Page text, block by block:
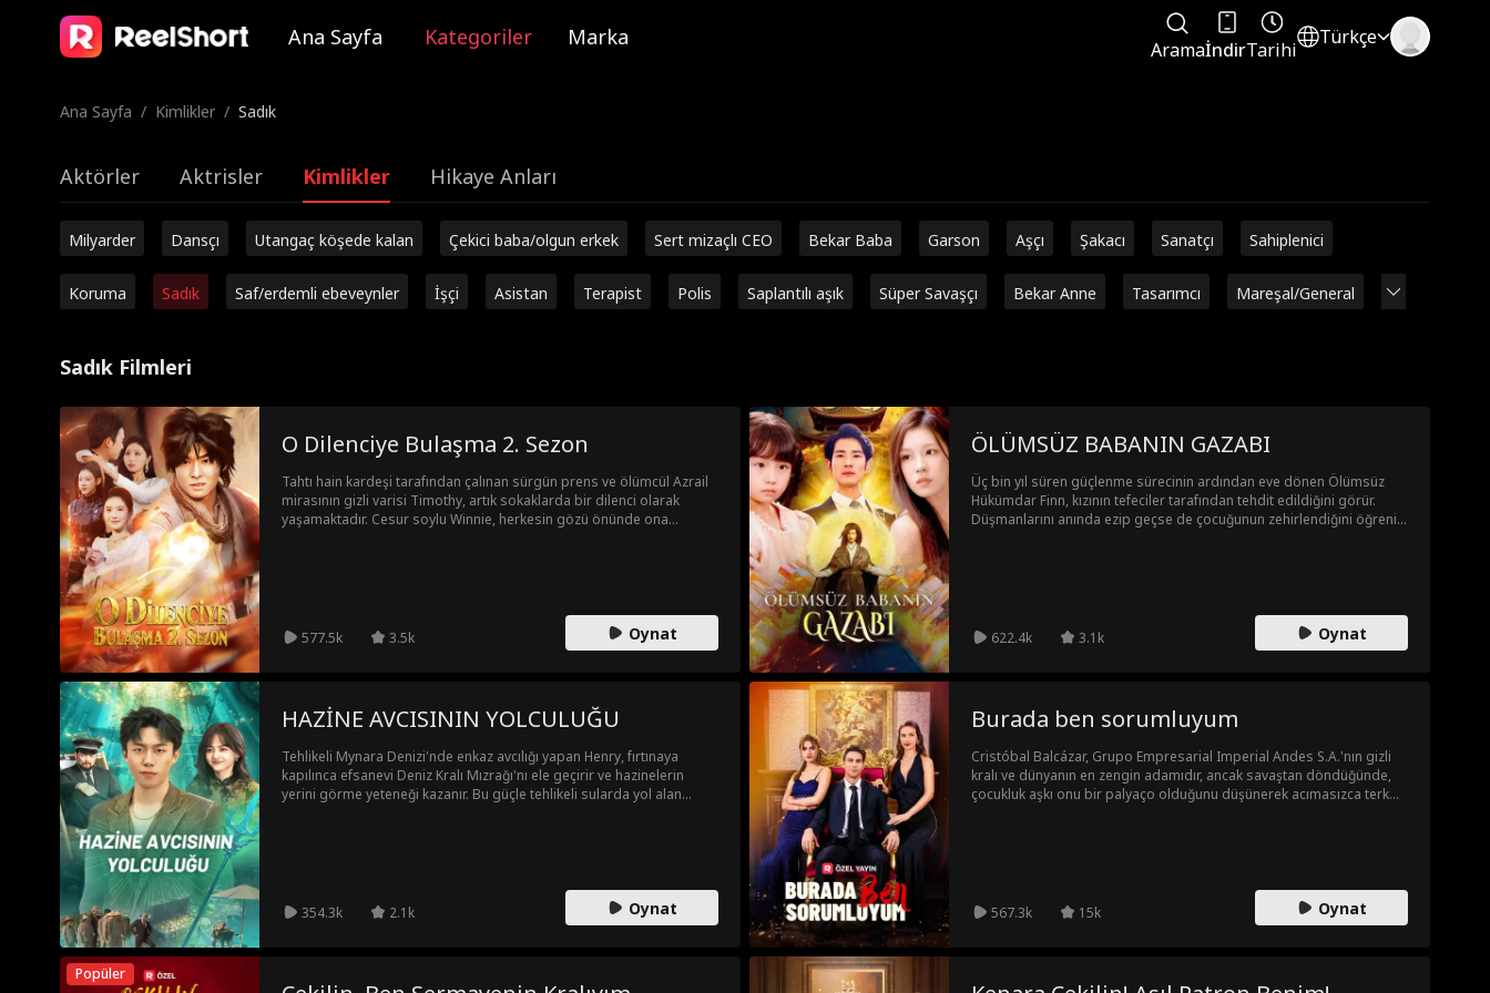
Ana Sayfa Kategoriler Marka AramaİndirTarihi
Türkçe
Ana Sayfa / Kimlikler / Sadık
Aktörler Aktrisler Kimlikler Hikaye Anları
Milyarder Dansçı Utangaç köşede kalan Çekici baba/olgun erkek Sert mizaçlı CEO Bekar Baba Garson Aşçı Şakacı Sanatçı Sahiplenici
Koruma Sadık Saf/erdemli ebeveynler İşçi Asistan Terapist Polis Saplantılı aşık Süper Savaşçı Bekar Anne Tasarımcı Mareşal/General
Sadık Filmleri
O Dilenciye Bulaşma 2. Sezon
Tahtı hain kardeşi tarafından çalınan sürgün prens ve ölümcül Azrail
mirasının gizli varisi Timothy, artık sokaklarda bir dilenci olarak
yaşamaktadır. Cesur soylu Winnie, herkesin gözü önünde ona
577.5k
3.5k Oynat
ÖLÜMSÜZ BABANIN GAZABI
Üç bin yıl süren güçlenme sürecinin ardından eve dönen Ölümsüz
Hükümdar Finn, kızının tefeciler tarafından tehdit edildiğini görür.
Düşmanlarını anında ezip geçse de çocuğunun zehirlendiğini öğrenir.
622.4k 3.1k Oynat
HAZİNE AVCISININ YOLCULUĞU
Tehlikeli Mynara Denizi'nde enkaz avcılığı yapan Henry, fırtınaya
kapılınca efsanevi Deniz Kralı Mızrağı'nı ele geçirir ve hazinelerin
yerini görme yeteneği kazanır. Bu güçle tehlikeli sularda yol alan
354.3k 2.1k Oynat
Burada ben sorumluyum
Cristóbal Balcázar, Grupo Empresarial Imperial Andes S.A.'nın gizli
kralı ve dünyanın en zengin adamıdır, ancak savaştan döndüğünde,
çocukluk aşkı onu bir palyaço olduğunu düşünerek acımasızca terk
567.3k 15k Oynat
Popüler